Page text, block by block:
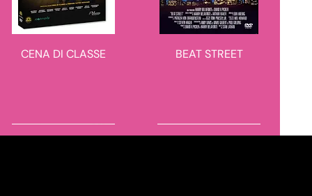
CENA DI CLASSE BEAT STREET
novità in arrivo novità in arrivo